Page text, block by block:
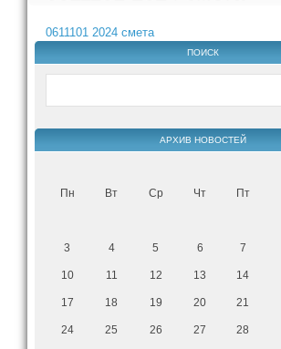
0611101 2024 смета
ПОИСК
АРХИВ НОВОСТЕЙ
Пн Вт Ср Чт Пт
3 4 5 6 7
10 11 12 13 14
17 18 19 20 21
24 25 26 27 28